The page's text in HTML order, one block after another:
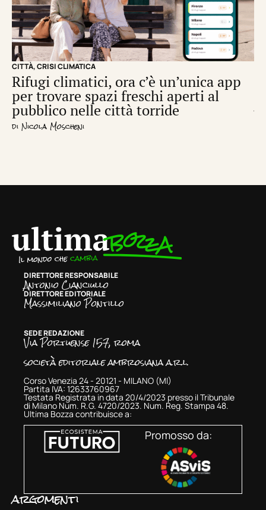
CITTÀ,CRISI CLIMATICA
Rifugi climatici, ora c’è un’unica app
per trovare spazi freschi aperti al
pubblico nelle città torride
di Nicola Moscheni
DIRETTORE RESPONSABILE
Antonio Cianciullo
DIRETTORE EDITORIALE
Massimiliano Pontillo
SEDE REDAZIONE
Via Portuense 157, roma
società editoriale ambrosiana a.r.l.
Corso Venezia 24 - 20121 - MILANO (MI)
Partita IVA: 12633760967
Testata Registrata in data 20/4/2023 presso il Tribunale
di Milano Num. R.G. 4720/2023. Num. Reg. Stampa 48.
Ultima Bozza contribuisce a:
Promosso da:
argomenti